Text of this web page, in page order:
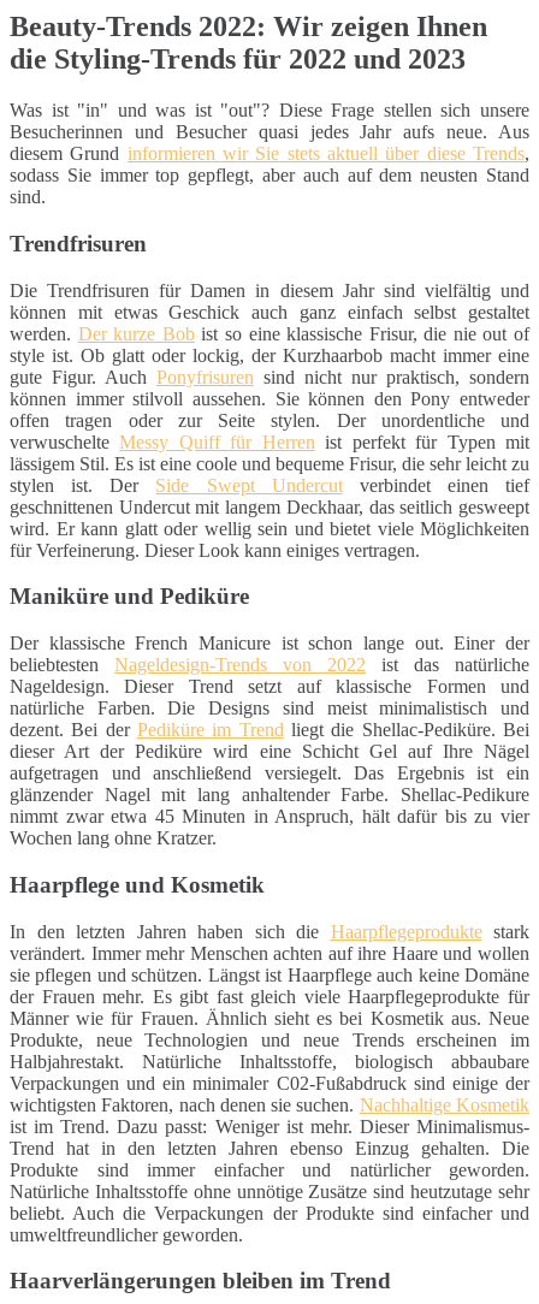
Beauty-Trends 2022: Wir zeigen Ihnen
die Styling-Trends für 2022 und 2023
Was ist "in" und was ist "out"? Diese Frage stellen sich unsere
Besucherinnen und Besucher quasi jedes Jahr aufs neue. Aus
diesem Grund informieren wir Sie stets aktuell über diese Trends,
sodass Sie immer top gepflegt, aber auch auf dem neusten Stand
sind.
Trendfrisuren
Die Trendfrisuren für Damen in diesem Jahr sind vielfältig und
können mit etwas Geschick auch ganz einfach selbst gestaltet
werden. Der kurze Bobist so eine klassische Frisur, die nie out of
style ist. Ob glatt oder lockig, der Kurzhaarbob macht immer eine
gute Figur. Auch Ponyfrisuren sind nicht nur praktisch, sondern
können immer stilvoll aussehen. Sie können den Pony entweder
offen tragen oder zur Seite stylen. Der unordentliche und
verwuschelteMessy Quiff für Herren ist perfekt für Typen mit
lässigem Stil. Es ist eine coole und bequeme Frisur, die sehr leicht zu
stylen ist. Der Side Swept Undercutverbindet einen tief
geschnittenen Undercut mit langem Deckhaar, das seitlich gesweept
wird. Er kann glatt oder wellig sein und bietet viele Möglichkeiten
für Verfeinerung. Dieser Look kann einiges vertragen.
Maniküre und Pediküre
Der klassische French Manicure ist schon lange out. Einer der
beliebtesten Nageldesign-Trends von 2022 ist das natürliche
Nageldesign. Dieser Trend setzt auf klassische Formen und
natürliche Farben. Die Designs sind meist minimalistisch und
dezent. Bei der Pediküre im Trend liegt die Shellac-Pediküre. Bei
dieser Art der Pediküre wird eine Schicht Gel auf Ihre Nägel
aufgetragen und anschließend versiegelt. Das Ergebnis ist ein
glänzender Nagel mit lang anhaltender Farbe. Shellac-Pedikure
nimmt zwar etwa 45 Minuten in Anspruch, hält dafür bis zu vier
Wochen lang ohne Kratzer.
Haarpflege und Kosmetik
In den letzten Jahren haben sich die Haarpflegeproduktestark
verändert. Immer mehr Menschen achten auf ihre Haare und wollen
sie pflegen und schützen. Längst ist Haarpflege auch keine Domäne
der Frauen mehr. Es gibt fast gleich viele Haarpflegeprodukte für
Männer wie für Frauen. Ähnlich sieht es bei Kosmetik aus. Neue
Produkte, neue Technologien und neue Trends erscheinen im
Halbjahrestakt. Natürliche Inhaltsstoffe, biologisch abbaubare
Verpackungen und ein minimaler C02-Fußabdruck sind einige der
wichtigsten Faktoren, nach denen sie suchen. Nachhaltige Kosmetik
ist im Trend. Dazu passt: Weniger ist mehr. Dieser Minimalismus-
Trend hat in den letzten Jahren ebenso Einzug gehalten. Die
Produkte sind immer einfacher und natürlicher geworden.
Natürliche Inhaltsstoffe ohne unnötige Zusätze sind heutzutage sehr
beliebt. Auch die Verpackungen der Produkte sind einfacher und
umweltfreundlicher geworden.
Haarverlängerungen bleiben im Trend